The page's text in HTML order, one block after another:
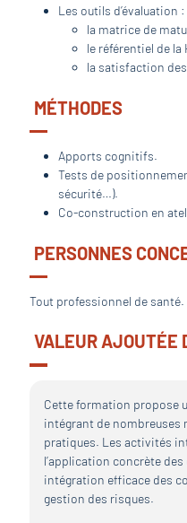
Les outils d’évaluation :
la matrice de
le référentiel de la
la satisfaction
MÉTHODES
Apports cognitifs.
Tests de
sécurité…).
Co-construction en
PERSONNES
Tout professionnel de santé.
VALEUR AJOUTÉE
Cette formation propose
intégrant de nombreuses
pratiques. Les activités
l’application concrète
intégration efficace des
gestion des risques.